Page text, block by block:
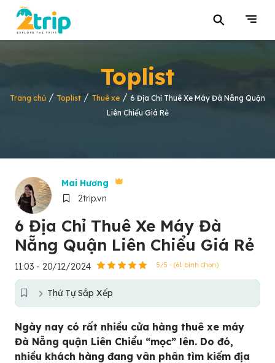
⚲
Toplist
Trang chủ / Toplist / Thuê xe / 6 Địa Chỉ Thuê Xe Máy Đà Nẵng Quận
Liên Chiểu Giá Rẻ
Mai Hương
2trip.vn
6 Địa Chỉ Thuê Xe Máy Đà
Nẵng Quận Liên Chiểu Giá Rẻ
11:03 - 20/12/2024 5/5 - (61 bình chọn)
Thứ Tự Sắp Xếp
Ngày nay có rất nhiều cửa hàng thuê xe máy
Đà Nẵng quận Liên Chiểu “mọc” lên. Do đó,
nhiều khách hàng đang vân phân tìm kiếm địa